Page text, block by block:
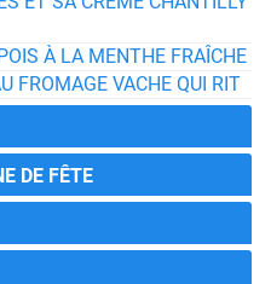
À LA MENTHE FRAÎCHE
FROMAGE VACHE QUI RIT
DE FÊTE